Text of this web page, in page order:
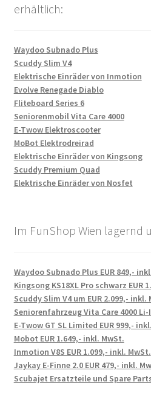
erhältlich:
Waydoo Subnado Plus
Scuddy Slim V4
Elektrische Einräder von Inmotion
Evolve Renegade Diablo
Fliteboard Series 6
Seniorenmobil Vita Care 4000
E-Twow Elektroscooter
MoBot Elektrodreirad
Elektrische Einräder von Kingsong
Scuddy Premium Quad
Elektrische Einräder von Nosfet
Im FunShop Wien lagernd
Waydoo Subnado Plus EUR 849,-
Kingsong KS18XL Pro schwarz EUR
Scuddy Slim V4 um EUR 2.099,- inkl.
Seniorenfahrzeug Vita Care 4000 Li-
E-Twow GT SL Limited EUR 999,-
Mobot EUR 1.649,- inkl. MwSt.
Inmotion V8S EUR 1.099,- inkl. MwSt.
Jaykay E-Finne 2.0 EUR 479,- inkl.
Scubajet Ersatzteile und Spare